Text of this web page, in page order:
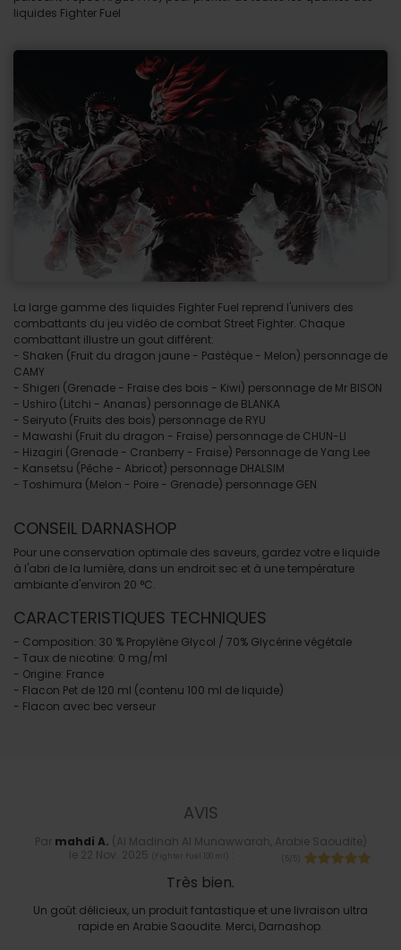
liquides Fighter Fuel
La large gamme des liquides Fighter Fuel reprend l'univers des
combattants du jeu vidéo de combat Street Fighter. Chaque
combattant illustre un gout différent:
- Shaken (Fruit du dragon jaune - Pastèque - Melon) personnage de
CAMY
- Shigeri (Grenade - Fraise des bois - Kiwi) personnage de Mr BISON
- Ushiro (Litchi - Ananas) personnage de BLANKA
- Seiryuto (Fruits des bois) personnage de RYU
- Mawashi (Fruit du dragon - Fraise) personnage de CHUN-LI
- Hizagiri (Grenade - Cranberry - Fraise) Personnage deYang Lee
- Kansetsu (Pêche - Abricot) personnage DHALSIM
- Toshimura (Melon - Poire - Grenade) personnage GEN
CONSEIL DARNASHOP
Pour une conservation optimale des saveurs, gardez votre e liquide
à l'abri de la lumière, dans un endroit sec et à une température
ambiante d'environ 20 °C.
CARACTERISTIQUES TECHNIQUES
- Composition: 30 % Propylène Glycol / 70% Glycérine végétale
- Taux de nicotine: 0 mg/ml
- Origine: France
- Flacon Pet de 120 ml (contenu 100 ml de liquide)
- Flacon avec bec verseur
AVIS
Par mahdi A. (Al Madinah Al Munawwarah, Arabie Saoudite)
le 22 Nov. 2025 Fighter Fuel 100 ml
Très bien.
Un goût délicieux, un produit fantastique et une livraison ultra
rapide en Arabie Saoudite. Merci, Darnashop.